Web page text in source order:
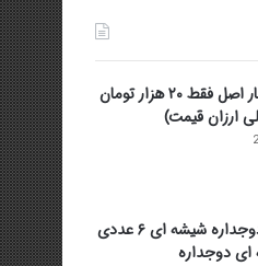
خرید مهره مار اصل فقط ۲۰ هزار تومان
ارزان قیمت)
خرید لیوان دوجداره شیشه ای ۶ عددی
ای دوجداره